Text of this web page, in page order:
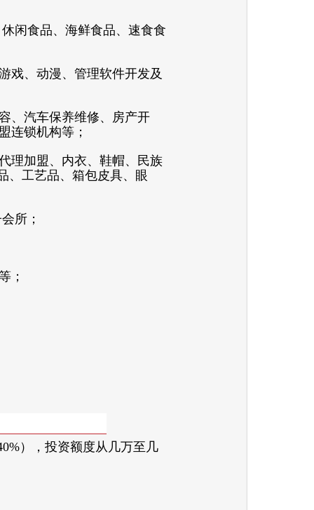
闲食品、海鲜食品、速食食
戏、动漫、管理软件开发及
、汽车保养维修、房产开
连锁机构等；
理加盟、内衣、 鞋帽、
民族
、工艺品、箱包皮具、眼
所；
；
），投资额度从几万至几